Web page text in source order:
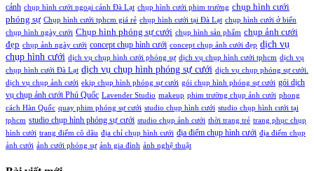
cảnh chụp hình cưới ngoại cảnh Đà Lạt chụp hình cưới phim trường chụp hình cưới
phóng sự Chụp hình cưới tphcm giá rẻ chụp hình cưới tại Đà Lạt chụp hình cưới ở biển
chụp hình ngày cưới Chụp hình phóng sự cưới chụp hình sản phẩm chụp ảnh cưới
đẹp chụp ảnh ngày cưới concept chụp hình cưới concept chụp ảnh cưới đẹp dịch vụ
chụp hình cưới dịch vụ chụp hình cưới phóng sự dịch vụ chụp hình cưới tphcm dịch vụ
chụp hình cưới Đà Lạt dịch vụ chụp hình phóng sự cưới dịch vụ chụp phóng sự cưới.
dịch vụ chụp ảnh cưới ekip chụp hình phóng sự cưới gói chụp hình phóng sự cưới gói dịch
vụ chụp ảnh cưới Phú Quốc Lavender Studio makeup phim trường chụp ảnh cưới phong
cách Hàn Quốc quay phim phóng sự cưới studio chụp hình cưới studio chụp hình cưới tại
tphcm studio chụp hình phóng sự cưới studio chụp ảnh cưới thời trang trẻ trang phục chụp
hình cưới trang điểm cô dâu địa chỉ chụp hình cưới địa điểm chụp hình cưới địa điểm chụp
ảnh cưới ảnh cưới phóng sự ảnh gia đình ảnh nghệ thuật